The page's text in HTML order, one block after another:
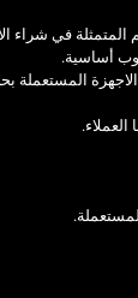
في شراء
أساسية.
المستعملة